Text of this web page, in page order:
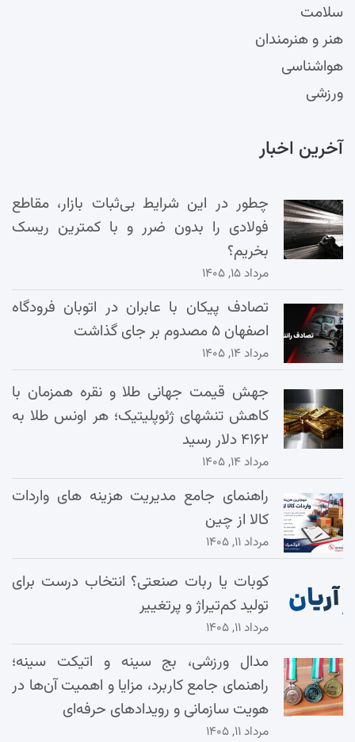
سلامت
هنر و هنرمندان
هواشناسی
ورزشی
آخرین اخبار
چطور در این شرایط بی‌ثبات بازار، مقاطع
فولادی را بدون ضرر و با کمترین ریسک
بخریم؟
مرداد ۱۵, ۱۴۰۵
تصادف پیکان با عابران در اتوبان فرودگاه
اصفهان ۵ مصدوم بر جای گذاشت
مرداد ۱۴, ۱۴۰۵
جهش قیمت جهانی طلا و نقره همزمان با
کاهش تنشهای ژئوپلیتیک؛ هر اونس طلا به
۴۱۶۲ دلار رسید
مرداد ۱۴, ۱۴۰۵
راهنمای جامع مدیریت هزینه‌ های واردات
کالا از چین
مرداد ۱۱, ۱۴۰۵
کوبات یا ربات صنعتی؟ انتخاب درست برای
تولید کم‌تیراژ و پرتغییر
مرداد ۱۱, ۱۴۰۵
مدال ورزشی، بج سینه و اتیکت سینه؛
راهنمای جامع کاربرد، مزایا و اهمیت آن‌ها در
هویت سازمانی و رویدادهای حرفه‌ای
مرداد ۱۱, ۱۴۰۵